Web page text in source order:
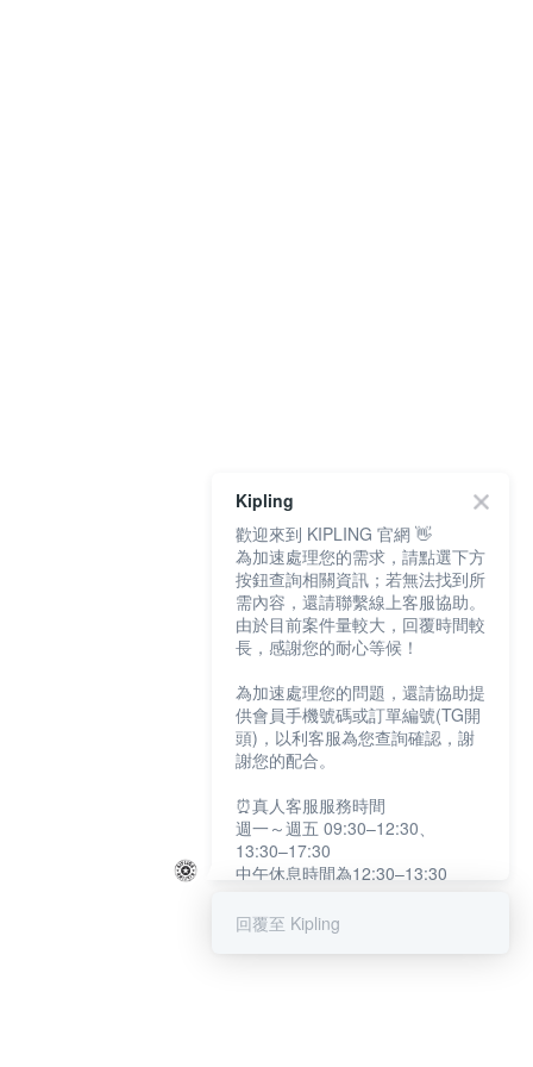
Kipling
歡迎來到 KIPLING 官網 👋
為加速處理您的需求，請點選下方
按鈕查詢相關資訊；若無法找到所
需內容，還請聯繫線上客服協助。
由於目前案件量較大，回覆時間較
長，感謝您的耐心等候！
為加速處理您的問題，還請協助提
供會員手機號碼或訂單編號(TG開
頭)，以利客服為您查詢確認，謝
謝您的配合。
⏰真人客服服務時間
週一～週五 09:30–12:30、
13:30–17:30
中午休息時間為12:30–13:30
提醒您：系統會自動已讀訊息，如
回覆至 Kipling